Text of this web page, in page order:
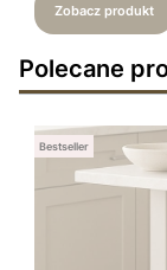
Zobacz produkt
Polecane
Bestseller